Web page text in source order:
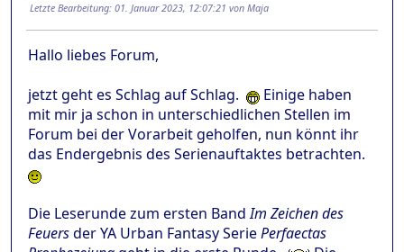
Letzte Bearbeitung: 01. Januar 2023, 12:07:21 von Maja
Hallo liebes Forum,
jetzt geht es Schlag auf Schlag.
Einige haben
mit mir ja schon in unterschiedlichen Stellen im
Forum bei der Vorarbeit geholfen, nun könnt ihr
das Endergebnis des Serienauftaktes betrachten.
Die Leserunde zum ersten BandIm Zeichen des
Feuersder YA Urban Fantasy SeriePerfaectas